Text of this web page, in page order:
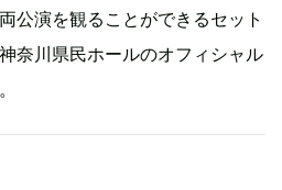
公演を観ることができるセット
奈川県民ホールのオフィシャル